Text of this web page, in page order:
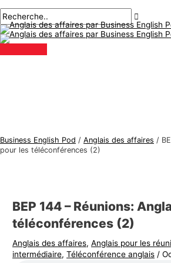
au
contenu
principal
Business English Pod / Anglais des affaires /
pour les téléconférences (2)
BEP 144 – Réunions:
téléconférences (2)
Anglais des affaires,Anglais pour les
intermédiaire,Téléconférence anglais /
des
articles
ici..
mail*
S
u
j
e
n
i
s
d
e
R
e
c
h
r